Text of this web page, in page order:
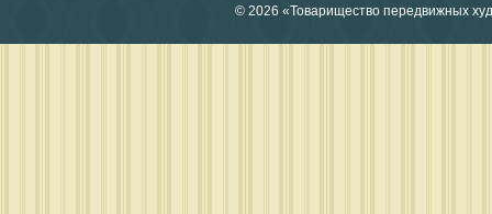
© 2026 «Товарищество передвижных